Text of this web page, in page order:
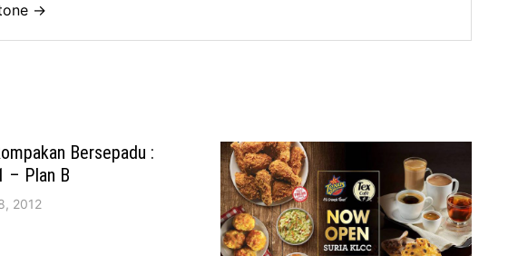
→
Bersepadu :
– Plan B
2012